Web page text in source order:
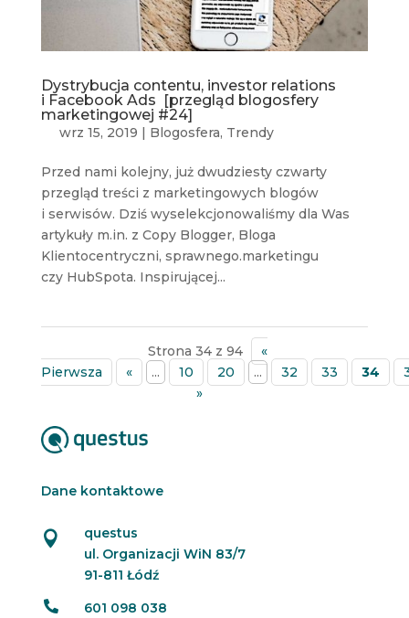
Dystrybucja contentu, investor relations
i Facebook Ads [przegląd blogosfery
marketingowej #24]
wrz 15, 2019 | Blogosfera, Trendy
Przed nami kolejny, już dwudziesty czwarty
przegląd treści z marketingowych blogów
i serwisów. Dziś wyselekcjonowaliśmy dla Was
artykuły m.in. z Copy Blogger, Bloga
Klientocentryczni, sprawnego.marketingu
czy HubSpota. Inspirującej...
Strona 34 z 94
«
Pierwsza
« ... 10 20 ... 32 33 34
»
Dane kontaktowe

questus
ul. Organizacji WiN 83/7
91-811 Łódź
 601 098 038